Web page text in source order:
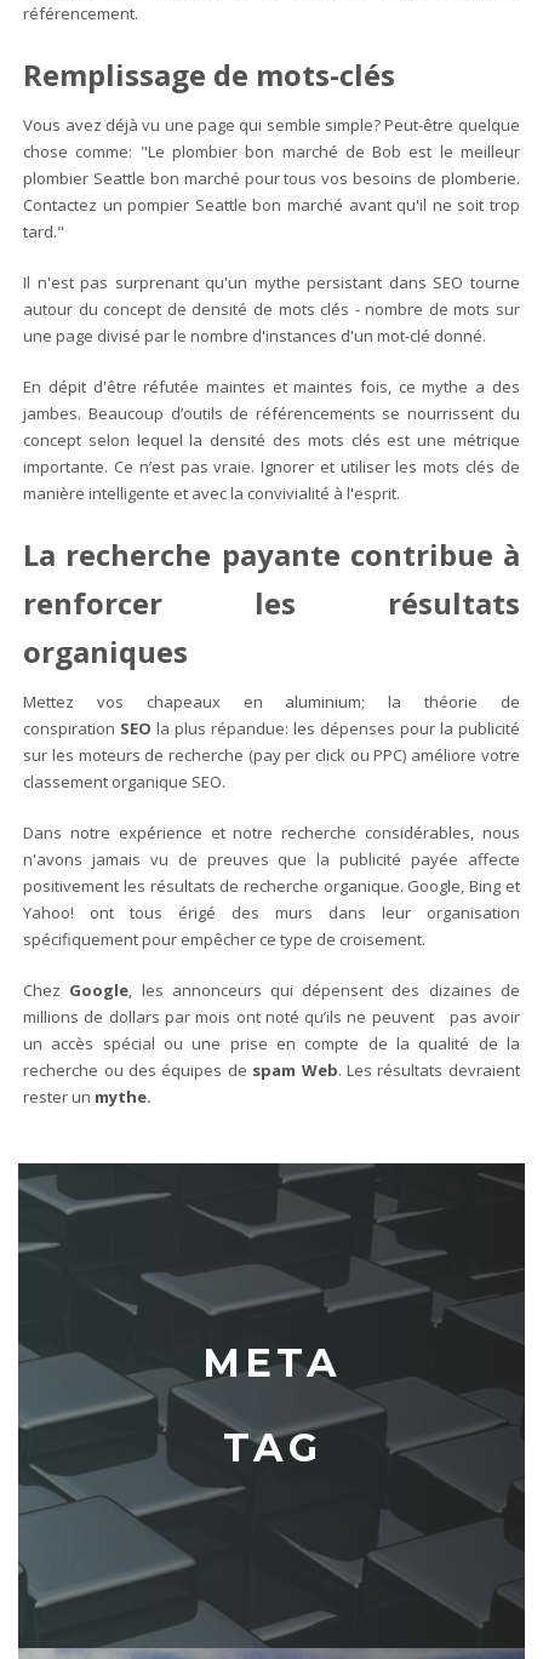
référencement.
Remplissage de mots-clés
Vous avez déjà vu une page qui semble simple? Peut-être quelque
chose comme: "Le plombier bon marché de Bob est le meilleur
plombier Seattle bon marché pour tous vos besoins de plomberie.
Contactez un pompier Seattle bon marché avant qu'il ne soit trop
tard."
Il n'est pas surprenant qu'un mythe persistant dans SEO tourne
autour du concept de densité de mots clés - nombre de mots sur
une page divisé par le nombre d'instances d'un mot-clé donné.
En dépit d'être réfutée maintes et maintes fois, ce mythe a des
jambes. Beaucoup d’outils de référencements se nourrissent du
concept selon lequel la densité des mots clés est une métrique
importante. Ce n’est pas vraie. Ignorer et utiliser les mots clés de
manière intelligente et avec la convivialité à l'esprit.
La recherche payante contribue à
renforcer les résultats
organiques
Mettez vos chapeaux en aluminium; la théorie de
conspiration SEO la plus répandue: les dépenses pour la publicité
sur les moteurs de recherche (pay per click ou PPC) améliore votre
classement organique SEO.
Dans notre expérience et notre recherche considérables, nous
n'avons jamais vu de preuves que la publicité payée affecte
positivement les résultats de recherche organique. Google, Bing et
Yahoo! ont tous érigé des murs dans leur organisation
spécifiquement pour empêcher ce type de croisement.
Chez Google, les annonceurs qui dépensent des dizaines de
millions de dollars par mois ont noté qu’ils ne peuvent pas avoir
un accès spécial ou une prise en compte de la qualité de la
recherche ou des équipes de spam Web. Les résultats devraient
rester un mythe.
META
TAG